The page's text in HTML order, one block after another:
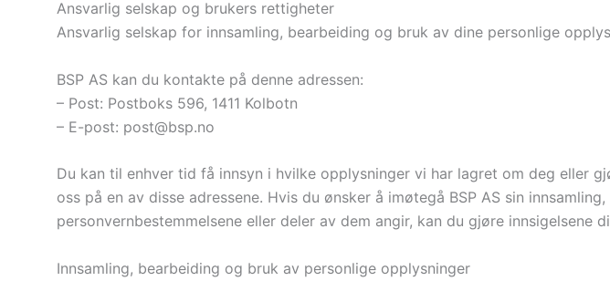
Ansvarlig selskap og brukers rettigheter
Ansvarlig selskap for innsamling, bearbeiding og bruk av dine personlige
BSP AS kan du kontakte på denne adressen:
– Post: Postboks 596, 1411 Kolbotn
– E-post: post@bsp.no
Du kan til enhver tid få innsyn i hvilke opplysninger vi har lagret om deg eller
oss på en av disse adressene. Hvis du ønsker å imøtegå BSP AS sin
personvernbestemmelsene eller deler av dem angir, kan du gjøre innsigelsene
Innsamling, bearbeiding og bruk av personlige opplysninger